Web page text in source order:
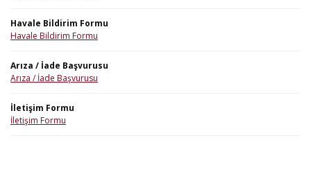
Havale Bildirim Formu
Havale Bildirim Formu
Arıza / İade Başvurusu
Arıza / İade Başvurusu
İletişim Formu
İletişim Formu